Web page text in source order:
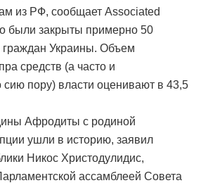
из РФ, сообщает Associated
были закрыты примерно 50
граждан Украины. Объем
средств (а часто и
пору) власти оценивают в 43,5
Афродиты с родиной
ушли в историю, заявил
Никос Христодулидис,
ассамблеей Совета